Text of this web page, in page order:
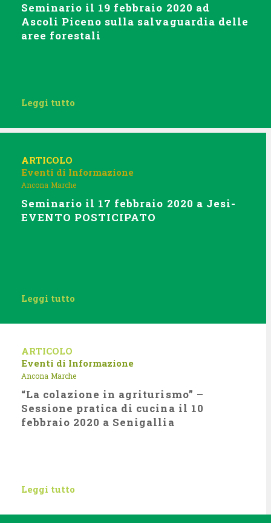
Seminario il 19 febbraio 2020 ad
Ascoli Piceno sulla salvaguardia delle
aree forestali
Leggi tutto
ARTICOLO
Eventi di Informazione
Ancona Marche
Seminario il 17 febbraio 2020 a Jesi-
EVENTO POSTICIPATO
Leggi tutto
ARTICOLO
Eventi di Informazione
Ancona Marche
“La colazione in agriturismo” –
Sessione pratica di cucina il 10
febbraio 2020 a Senigallia
Leggi tutto